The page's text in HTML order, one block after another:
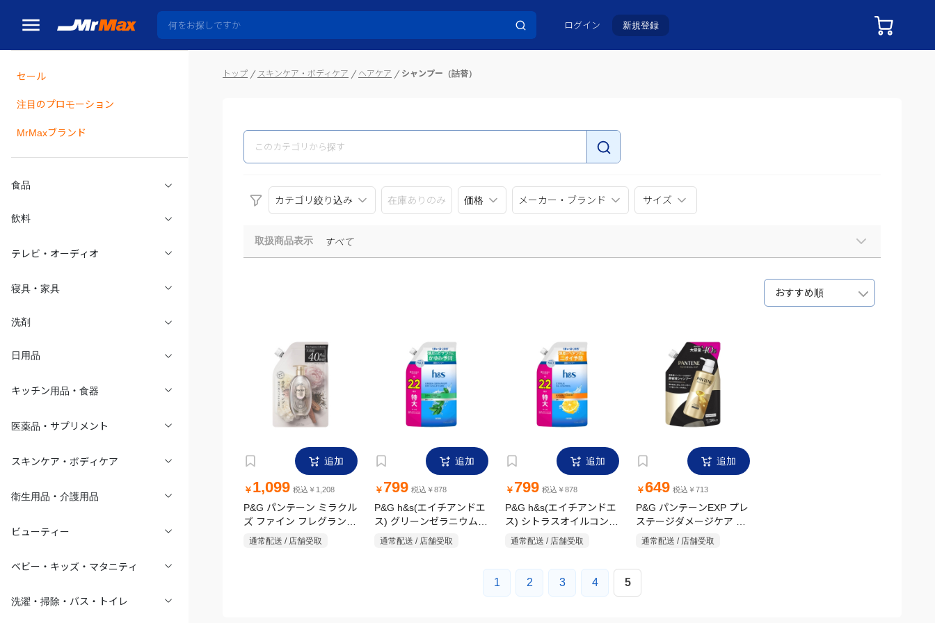
ログイン 新規登録
セール
注目のプロモーション
MrMaxブランド
食品
飲料
テレビ・オーディオ
寝具・家具
洗剤
日用品
キッチン用品・食器
医薬品・サプリメント
スキンケア・ボディケア
衛生用品・介護用品
ビューティー
ベビー・キッズ・マタニティ
洗濯・掃除・バス・トイレ
トップ スキンケア・ボディケア ヘアケア シャンプー（詰替）
カテゴリ絞り込み 在庫ありのみ 価格 メーカー・ブランド サイズ
取扱商品表示 すべて
おすすめ順
追加
￥ 1,099 税込￥1,208
P&G パンテーン ミラクル
ズ ファイン フレグランス
ホワイトティー&ピオニー
通常配送 / 店舗受取
追加
￥ 799 税込￥878
P&G h&s(エイチアンドエ
ス) グリーンゼラニウム
ドライスカルプケア 薬用
通常配送 / 店舗受取
追加
￥ 799 税込￥878
P&G h&s(エイチアンドエ
ス) シトラスオイルコント
ロール 薬用シャンプー 特
通常配送 / 店舗受取
追加
￥649 税込￥713
P&G パンテーンEXP プレ
ステージダメージケア シ
ャンプー 詰め替え 420g
通常配送 / 店舗受取
1 2 3 4 5